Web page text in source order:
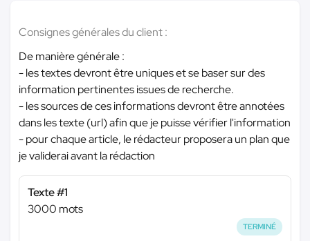
Consignes générales du client :
De manière générale :
- les textes devront être uniques et se baser sur des
information pertinentes issues de recherche.
- les sources de ces informations devront être annotées
dans les texte (url) afin que je puisse vérifier l'information
- pour chaque article, le rédacteur proposera un plan que
je validerai avant la rédaction
Texte #1
3000 mots
TERMINÉ